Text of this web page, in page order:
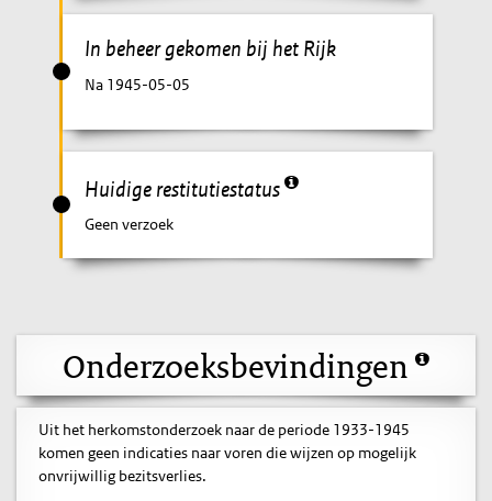
In beheer gekomen bij het Rijk
Na 1945-05-05
Huidige restitutiestatus
Geen verzoek
Onderzoeksbevindingen
Uit het herkomstonderzoek naar de periode 1933-1945
komen geen indicaties naar voren die wijzen op mogelijk
onvrijwillig bezitsverlies.